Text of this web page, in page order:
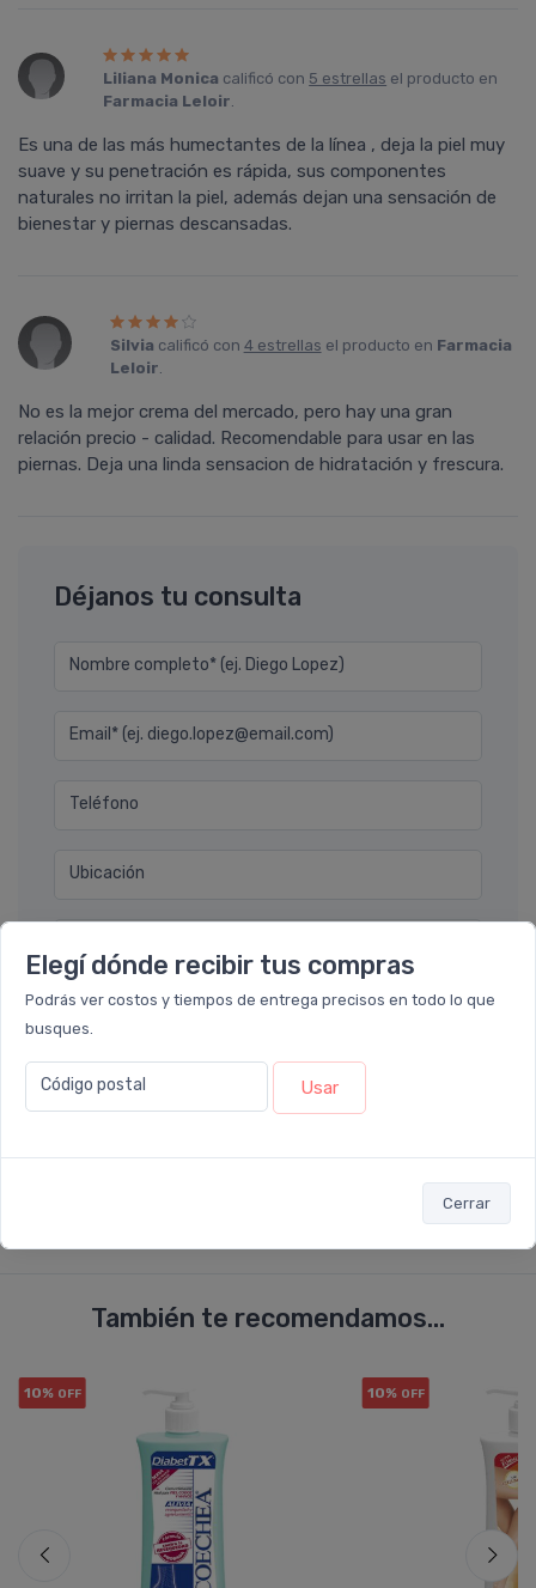
Elegí dónde recibir tus compras
Podrás ver costos y tiempos de entrega precisos en todo lo que
busques.
Código postal Usar
Cerrar
Liliana Monica calificó con 5 estrellas el producto en
Farmacia Leloir.
Es una de las más humectantes de la lí­nea , deja la piel muy
suave y su penetración es rápida, sus componentes
naturales no irritan la piel, además dejan una sensación de
bienestar y piernas descansadas.
Silvia calificó con 4 estrellas el producto en Farmacia
Leloir.
No es la mejor crema del mercado, pero hay una gran
relación precio - calidad. Recomendable para usar en las
piernas. Deja una linda sensacion de hidratación y frescura.
Déjanos tu consulta
Nombre completo* (ej. Diego Lopez)
Email* (ej. diego.lopez@email.com)
Teléfono
Ubicación
También te recomendamos...
10% OFF 10% OFF